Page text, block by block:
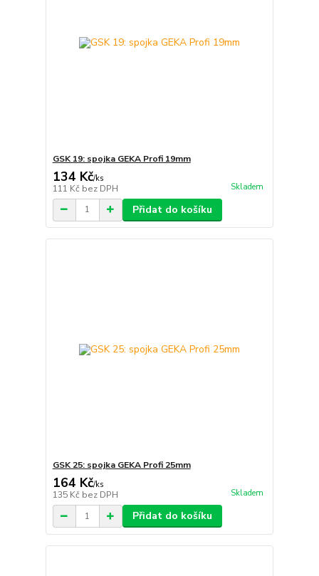
GSK 19: spojka GEKA Profi 19mm
134 Kč/ks
111 Kč bez DPH Skladem
Přidat do košíku
GSK 25: spojka GEKA Profi 25mm
164 Kč/ks
135 Kč bez DPH Skladem
Přidat do košíku